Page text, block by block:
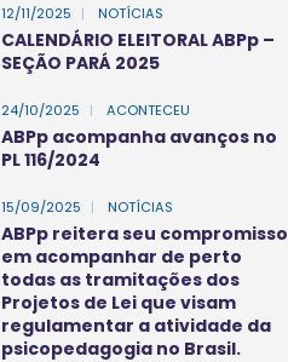
12/11/2025 | NOTÍCIAS
CALENDÁRIO ELEITORAL ABPp –
SEÇÃO PARÁ 2025
24/10/2025 | ACONTECEU
ABPp acompanha avanços no
PL 116/2024
15/09/2025 | NOTÍCIAS
ABPp reitera seu compromisso
em acompanhar de perto
todas as tramitações dos
Projetos de Lei que visam
regulamentar a atividade da
psicopedagogia no Brasil.